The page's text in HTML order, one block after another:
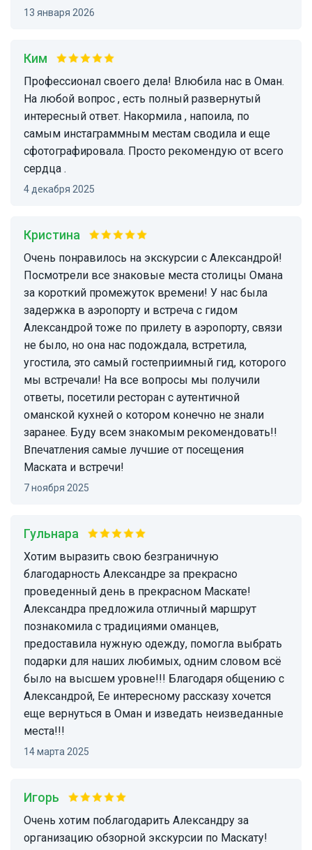
13 января 2026
Ким
Профессионал своего дела! Влюбила нас в Оман.
На любой вопрос , есть полный развернутый
интересный ответ. Накормила , напоила, по
самым инстаграммным местам сводила и еще
сфотографировала. Просто рекомендую от всего
сердца .
4 декабря 2025
Кристина
Очень понравилось на экскурсии с Александрой!
Посмотрели все знаковые места столицы Омана
за короткий промежуток времени! У нас была
задержка в аэропорту и встреча с гидом
Александрой тоже по прилету в аэропорту, связи
не было, но она нас подождала, встретила,
угостила, это самый гостеприимный гид, которого
мы встречали! На все вопросы мы получили
ответы, посетили ресторан с аутентичной
оманской кухней о котором конечно не знали
заранее. Буду всем знакомым рекомендовать!!
Впечатления самые лучшие от посещения
Маската и встречи!
7 ноября 2025
Гульнара
Хотим выразить свою безграничную
благодарность Александре за прекрасно
проведенный день в прекрасном Маскате!
Александра предложила отличный маршрут
познакомила с традициями оманцев,
предоставила нужную одежду, помогла выбрать
подарки для наших любимых, одним словом всё
было на высшем уровне!!! Благодаря общению с
Александрой, Ее интересному рассказу хочется
еще вернуться в Оман и изведать неизведанные
места!!!
14 марта 2025
Игорь
Очень хотим поблагодарить Александру за
организацию обзорной экскурсии по Маскату!